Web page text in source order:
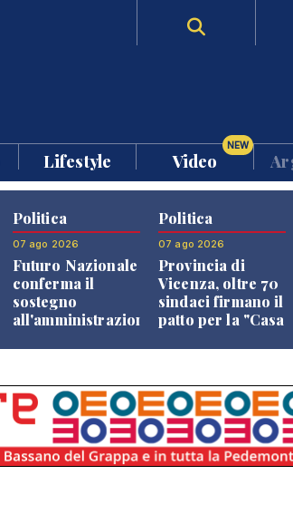
Lifestyle Video
NEW
Politica
07 ago 2026
Futuro Nazionale
conferma il
sostegno
all'amministrazione
Politica
07 ago 2026
Provincia di
Vicenza, oltre 70
sindaci firmano il
patto per la "Casa